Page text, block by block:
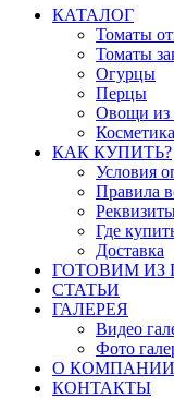
КАТАЛОГ
Томаты
Томаты
Огурцы
Перцы
Овощи из
КАК КУПИТЬ?
Условия
Правила
Где
Доставка
ГОТОВИМ ИЗ
СТАТЬИ
ГАЛЕРЕЯ
Видео
Фото
О КОМПАНИИ
КОНТАКТЫ